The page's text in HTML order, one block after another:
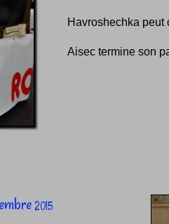
Havroshechka peut
Aisec termine son
2015